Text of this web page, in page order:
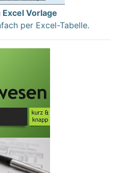
Vorlage
per Excel-Tabelle.